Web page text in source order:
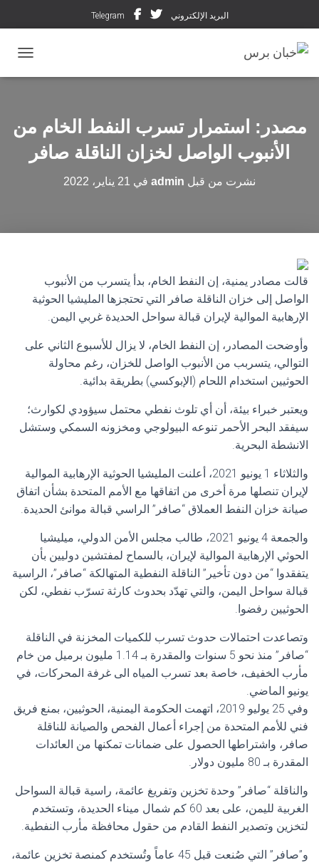
البريد الإلكتروني Telegram
مصدر: استمرار تسرب النفط الخام من
الأنبوب الواصل لخزان الناقلة صافر
نشرت من قبل admin في 21 يناير، 2022
قالت مصادر يمنية، إن النفط الخام، بدأ يتسرب من الأنبوب
الواصل إلى خزان الناقلة صافر التي تحتجزها المليشيا الحوثية
الإرهابية الموالية لإيران قبالة سواحل الحديدة غربي اليمن.
وأوضحت المصادر، إن النفط الخام، لا يزال للأسبوع الثاني على
التوالي، يتسربب من الأنبوب الواصل للخزان، رغم محاولة
الحوثيين استخدام اللحام (الإبوكسي) بطريقة بدائية.
ويعتبر خبراء بيئة، أن أي تلوث نفطي محتمل سيؤودي لكوارث؛
سيفقد البحر الأحمر تنوعه البيولوجي ومخزونه السمكي وستشل
الانشطة البحرية.
والثلاثاء 1 يونيو 2021، أعلنت المليشيا الحوثية الإرهابية الموالية
لإيران تنصلها مرة أخرى من اتفاقها مع الأمم المتحدة بشأن اتفاق
صيانة خزان النفط العملاق “صافر” الراسي قبالة موانئ الحديدة.
والجمعة 4 يونيو 2021، طالب مجلس الأمن الدولي، ميليشيا
الحوثي الإرهابية الموالية لإيران، بالسماح لمفتشين دوليين بأن
يتفقدوا “من دون تأخير” الناقلة النفطية المتهالكة “صافر”، الراسية
قبالة سواحل اليمن، والتي تهدّد بحدوث كارثة تسرّب نفطي، لكن
الحوثيين رفضوا.
وتصاعدت احتمالات حدوث تسرب للكميات المخزنة في الناقلة
“صافر” منذ نحو 5 سنوات والمقدرة بـ 1.14 مليون برميل من خام
مأرب الخفيف، خاصة بعد تسرب المياه الى غرفة المحركات، في
يونيو الماضي.
وفي 25 يوليو 2019، اتهمت الحكومة اليمنية، الحوثيين، بمنع فريق
فني للأمم المتحدة من إجراء أعمال الفحص والصيانة للناقلة
صافر، واشتراطها الحصول على ضمانات تمكنها من العائدات
المقدرة بـ 80 مليون دولار.
والناقلة “صافر” وحدة تخزين وتفريغ عائمة، راسية قبالة السواحل
الغربية لليمن، على بعد 60 كم شمال ميناء الحديدة، وتستخدم
لتخزين وتصدير النفط القادم من حقول محافظة مأرب النفطية.
و”صافر” التي صُنعت قبل 45 عاماً وتُستخدم كمنصة تخزين عائمة،